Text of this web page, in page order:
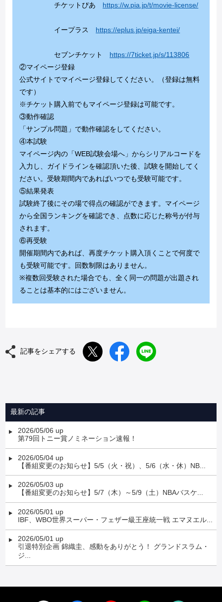
チケットぴあ https://w.pia.jp/t/movie-license/
イープラス https://eplus.jp/eiga-kentei/
セブンチケット https://7ticket.jp/s/113806
②マイページ登録
公式サイトでマイページ登録してください。（登録は無料
です）
※チケット購入前でもマイページ登録は可能です。
③動作確認
「サンプル問題」で動作確認をしてください。
④本試験
マイページ内の「WEB試験会場へ」からシリアルコードを
入力し、ガイドラインを確認頂いた後、試験を開始してく
ださい。受験期間内であればいつでも受験可能です。
⑤結果発表
試験終了後にその場で得点の確認ができます。マイページ
から全国ランキングを確認でき、点数に応じた称号が付与
されます。
⑥再受験
開催期間内であれば、再度チケット購入頂くことで何度で
も受験可能です。回数制限はありません。
※複数回受験された場合でも、全く同一の問題が出題され
ることは基本的にはございません。
記事をシェアする
最新の記事
2026/05/06 up
第79回トニー賞ノミネーション速報！
2026/05/04 up
【番組変更のお知らせ】5/5（火・祝）、5/6（水・休）NB...
2026/05/03 up
【番組変更のお知らせ】5/7（木）～5/9（土）NBAバスケ...
2026/05/01 up
IBF、WBO世界スーパー・フェザー級王座統一戦 エマヌエル...
2026/05/01 up
引退特別企画 錦織圭、感動をありがとう！ グランドスラム・
ジ...